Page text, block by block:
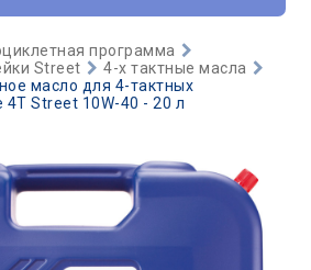
программа
Street
4-х тактные масла
масло для 4-тактных
Street 10W-40 - 20 л